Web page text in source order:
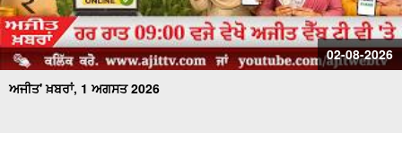
02-08-2026
ਅਜੀਤ' ਖ਼ਬਰਾਂ, 1 ਅਗਸਤ 2026